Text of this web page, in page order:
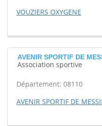
VOUZIERS OXYGENE
AVENIR SPORTIF DE
Association sportive
Département: 08110
AVENIR SPORTIF DE